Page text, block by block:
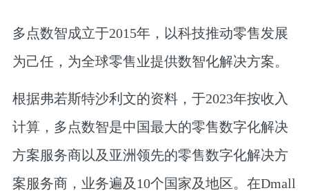
多点数智成立于2015年，以科技推动零售发展
为己任，为全球零售业提供数智化解决方案。
根据弗若斯特沙利文的资料，于2023年按收入
计算，多点数智是中国最大的零售数字化解决
方案服务商以及亚洲领先的零售数字化解决方
案服务商，业务遍及10个国家及地区。在Dmall